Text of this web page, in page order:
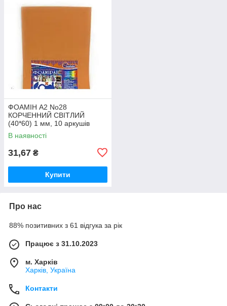
ФОАМІН А2 No28
КОРЧЕННИЙ СВІТЛИЙ
(40*60) 1 мм, 10 аркушів
В наявності
31,67 ₴
Купити
Про нас
88% позитивних з 61 відгука за рік
Працює з 31.10.2023
м. Харків
Харків, Україна
Контакти